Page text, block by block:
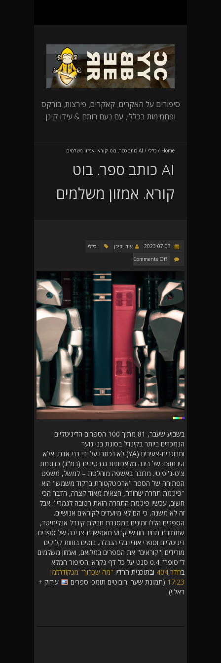
סיפורים על האקרים, קאקרים, פירצות, בורקס
ופחמימות בכללי, עם נעם רותם & עידו קינן
Home
/ כללי / AI כותב ספר. בוט קורא. אמזון משלמים
AI כותב ספר. בוט
קורא. אמזון משלמים
עידו קינן
כללי
Comments Off
בשבוע שעבר, 81 מתוך 100 הספרים הדיגיטליים
הנמכרים ביותר בקינדל בסוגת בני נוער
ומבוגרים-צעירים (YA) לא נכתבו על ידי בני אדם, אלא
היו תוצר של בינה מלאכותית גנרטיבית (במ"ג) כדוגמת
צ'ט-ג'יפיטי. מדובר באשפה מוחלטת – למשל, משפט
הפתיחה של הספר "ארכיטקטורת ברקוד משמש" הוא
"פיג’מת תחרה שחורה, חצאית מאוד קצרה, הדבר הכי
חשוב, עכשיו פיג’מת התחרה הזאת רטובה לגמרי". אבל
זה לא משנה, כי הם לא מיועדים לקוראים אנושיים.
הספרים הללו זמינים במסגרת חבילת קינדל אנלימיטד,
שתמורת מחיר חודשי קבוע מאפשרת צריכה של ספרים
דיגיטליים וספרי אודיו בלי הגבלה. בוטים בחוות קליקים
מורידים ו"קוראים" את הספרים במלואם, ואמזון משלמים
ל"סופר" 0.4 סנט על כל דף נקרא. הסיפור המלא
בחדר 404 ובתוכנית הרדיו "מה שכרוך" מנקודתזמן
17:23 (תמונת שער: רובוטים תומכי ספרים
עידוק +
דאל·י)